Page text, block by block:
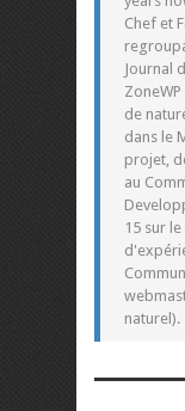
Chef et
Journal
de
dans le
projet,
au
15 sur
naturel).